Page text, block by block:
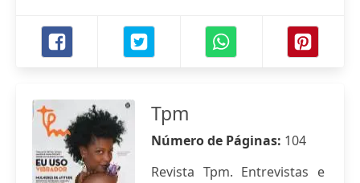
Tpm
Número de Páginas: 104
Revista Tpm. Entrevistas e